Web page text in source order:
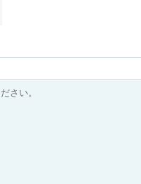
さい。